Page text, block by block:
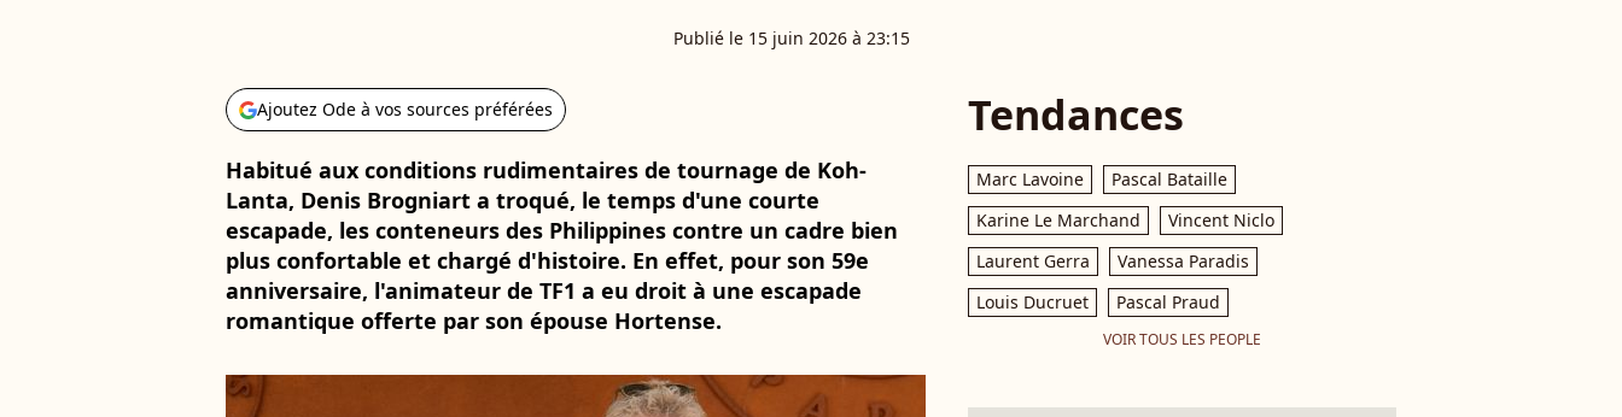
Publié le 15 juin 2026 à 23:15
Ajoutez Ode à vos sources préférées
Habitué aux conditions rudimentaires de tournage de Koh-
Lanta, Denis Brogniart a troqué, le temps d'une courte
escapade, les conteneurs des Philippines contre un cadre bien
plus confortable et chargé d'histoire. En effet, pour son 59e
anniversaire, l'animateur de TF1 a eu droit à une escapade
romantique offerte par son épouse Hortense.
Tendances
Marc Lavoine
Pascal Bataille
Karine Le Marchand
Vincent Niclo
Laurent Gerra
Vanessa Paradis
Louis Ducruet
Pascal Praud
VOIR TOUS LES PEOPLE